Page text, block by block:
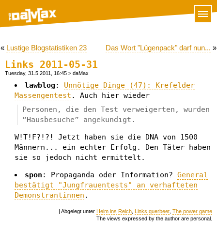
« Lustige Blogstatistiken 23 Das Wort "Lügenpack" darf nun... »
Links 2011-05-31
Tuesday, 31.5.2011, 16:45 > daMax
lawblog : Unnötige Dinge (47): Krefelder
Massengentest . Auch hier wieder
Personen, die den Test verweigerten, wurden
“Hausbesuche” angekündigt.
W!T!F?!?! Jetzt haben sie die DNA von 1500
Männern... ein echter Erfolg. Den Täter haben
sie so jedoch nicht ermittelt.
spon : Propaganda oder Information? General
bestätigt "Jungfrauentests" an verhafteten
Demonstrantinnen .
| Abgelegt unter Heim ins Reich Links querbeet The power game
The views expressed by the author are personal.